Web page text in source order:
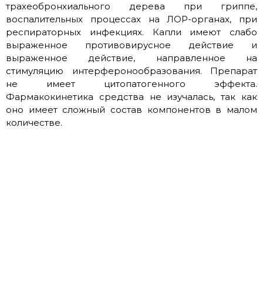
трахеобронхиального дерева при гриппе,
воспалительных процессах на ЛОР-органах, при
респираторных инфекциях. Капли имеют слабо
выраженное противовирусное действие и
выраженное действие, направленное на
стимуляцию интерферонообразования. Препарат
не имеет цитопатогенного эффекта.
Фармакокинетика средства не изучалась, так как
оно имеет сложный состав компонентов в малом
количестве.